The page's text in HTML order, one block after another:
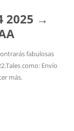
2025 →
fabulosas
como: Envío
más.